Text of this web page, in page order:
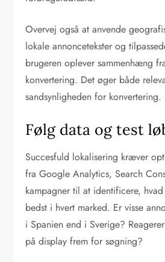
Overvej også at anvende
lokale annoncetekster og
brugeren oplever sammenhæng
konvertering. Det øger både
sandsynligheden for konvertering.
Følg data og test
Succesfuld lokalisering kræver
fra Google Analytics, Search
kampagner til at identificere,
bedst i hvert marked. Er visse
i Spanien end i Sverige?
på display frem for søgning?